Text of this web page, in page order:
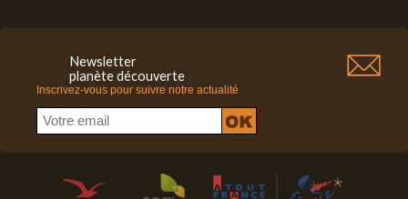
Newsletter
planète découverte
Inscrivez-vous pour suivre notre actualité